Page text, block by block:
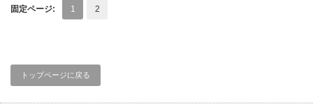
固定ページ: 1 2
トップページに戻る